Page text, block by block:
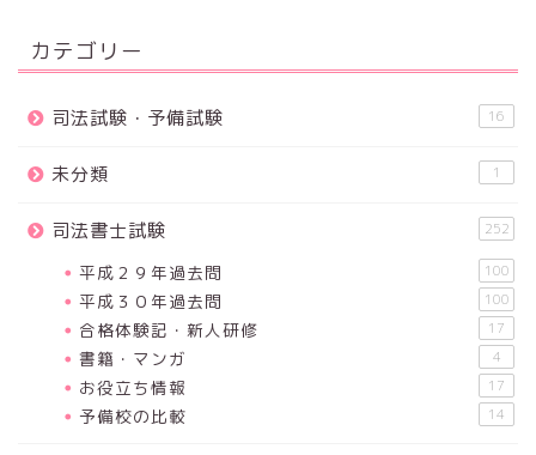
カテゴリー
司法試験・予備試験 16
未分類 1
司法書士試験 252
平成２９年過去問 100
平成３０年過去問 100
合格体験記・新人研修 17
書籍・マンガ 4
お役立ち情報 17
予備校の比較 14